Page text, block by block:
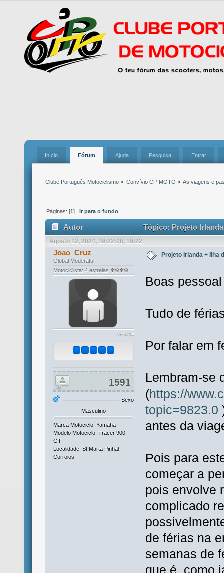
Início Fórum Ajuda Pesquisa Entrar
Clube Português Motociclismo » Convívio CP-MOTO » As viagens e
Páginas: [1] Ir para o fundo
Autor Tópico: Projeto
Agosto 12, 2024, 19:22:08, 19:22
Joao_Cruz
Global Moderator
Motociclista: 4 estrelas ❇❇❇❇
OFFLINE
1591
Sexo
Masculino
Marca Motociclo: Yamaha
Modelo Motociclo: Tracer 900
GT
Localidade: St.Marta Pinhal-
Corroios
Projeto Irlanda + Ilha
Boas
Tudo de
Por falar em
Lembram-se
(https://
topic=9823.0
antes da
Pois para
começar a
pois envolve
complicado
de férias na
semanas de
que é, como